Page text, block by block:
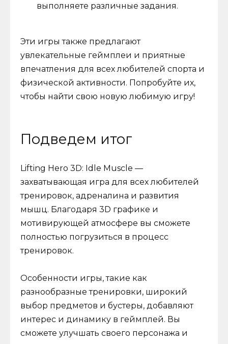
выполняете различные задания.
Эти игры также предлагают
увлекательные геймплеи и приятные
впечатления для всех любителей спорта и
физической активности. Попробуйте их,
чтобы найти свою новую любимую игру!
Подведем итог
Lifting Hero 3D: Idle Muscle —
захватывающая игра для всех любителей
тренировок, адреналина и развития
мышц. Благодаря 3D графике и
мотивирующей атмосфере вы сможете
полностью погрузиться в процесс
тренировок.
Особенности игры, такие как
разнообразные тренировки, широкий
выбор предметов и бустеры, добавляют
интерес и динамику в геймплей. Вы
сможете улучшать своего персонажа и